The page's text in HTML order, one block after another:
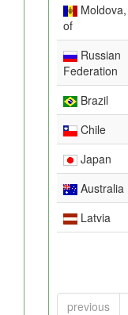
of
Russian
Federation
Brazil
Chile
Japan
Australia
Latvia
previous